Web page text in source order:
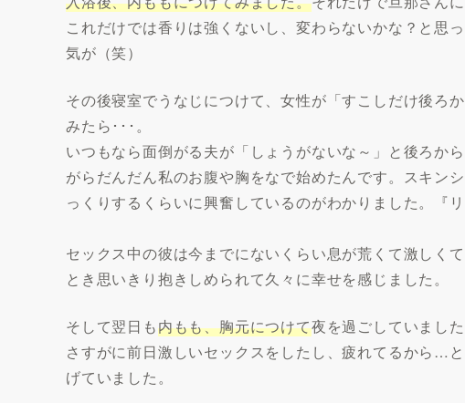
これだけでは香りは強くないし、変わらないかな？と思
気が（笑）
その後寝室でうなじにつけて、女性が「すこしだけ後ろ
みたら･･･。
いつもなら面倒がる夫が「しょうがないな～」と後ろか
がらだんだん私のお腹や胸をなで始めたんです。スキン
っくりするくらいに興奮しているのがわかりました。『
セックス中の彼は今までにないくらい息が荒くて激しく
とき思いきり抱きしめられて久々に幸せを感じました。
そして翌日も内もも、胸元につけて夜を過ごしていまし
さすがに前日激しいセックスをしたし、疲れてるから…
げていました。